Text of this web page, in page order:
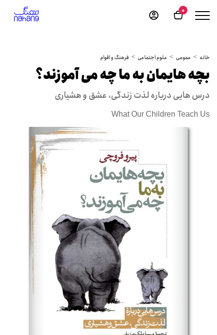
0
خانه عمومی علوم اجتماعی فرهنگ و اقوام
بچه هایمان به ما چه می آموزند؟
درس هایی درباره لذت زندگی، عشق و هشیاری
What Our Children Teach Us